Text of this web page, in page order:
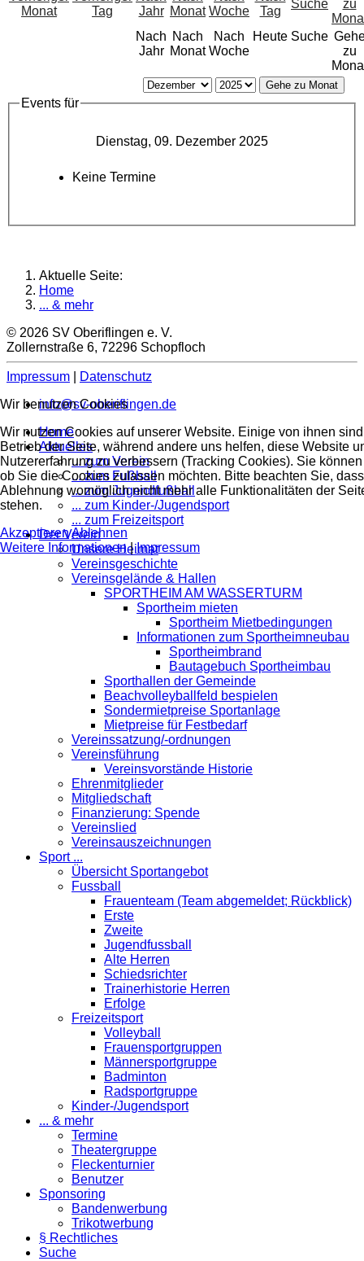
Nach
Jahr
Nach
Monat
Nach
Woche
Heute Suche
zu
Gehe zu Monat
Events für
Dienstag, 09. Dezember 2025
Keine Termine
Aktuelle Seite:
Home
... & mehr
© 2026 SV Oberiflingen e. V.
Zollernstraße 6, 72296 Schopfloch
Impressum
Datenschutz
info@sv-oberiflingen.de
Home
Aktuelles
... zum Verein
... zum Fußball
... zum Jugendfußball
... zum Kinder-/Jugendsport
... zum Freizeitsport
Der Verein
Unsere Heimat
Vereinsgeschichte
Vereinsgelände & Hallen
SPORTHEIM AM WASSERTURM
Sportheim mieten
Sportheim Mietbedingungen
Informationen zum Sportheimneubau
Sportheimbrand
Bautagebuch Sportheimbau
Sporthallen der Gemeinde
Beachvolleyballfeld bespielen
Sondermietpreise Sportanlage
Mietpreise für Festbedarf
Vereinssatzung/-ordnungen
Vereinsführung
Vereinsvorstände Historie
Ehrenmitglieder
Mitgliedschaft
Finanzierung: Spende
Vereinslied
Vereinsauszeichnungen
Sport ...
Übersicht Sportangebot
Fussball
Frauenteam (Team abgemeldet; Rückblick)
Erste
Zweite
Jugendfussball
Alte Herren
Schiedsrichter
Trainerhistorie Herren
Erfolge
Freizeitsport
Volleyball
Frauensportgruppen
Männersportgruppe
Badminton
Radsportgruppe
Kinder-/Jugendsport
... & mehr
Termine
Theatergruppe
Fleckenturnier
Benutzer
Sponsoring
Bandenwerbung
Trikotwerbung
§ Rechtliches
Suche
Wir benutzen Cookies
Wir nutzen Cookies auf unserer Website. Einige von ihnen
Betrieb der Seite, während andere uns helfen, diese Website
Nutzererfahrung zu verbessern (Tracking Cookies). Sie
ob Sie die Cookies zulassen möchten. Bitte beachten Sie,
Ablehnung womöglich nicht mehr alle Funktionalitäten der
stehen.
AkzeptierenAblehnen
Weitere Informationen|Impressum